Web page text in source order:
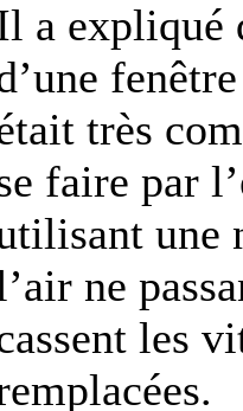
a expliqué
très
faire par
une
ne
les